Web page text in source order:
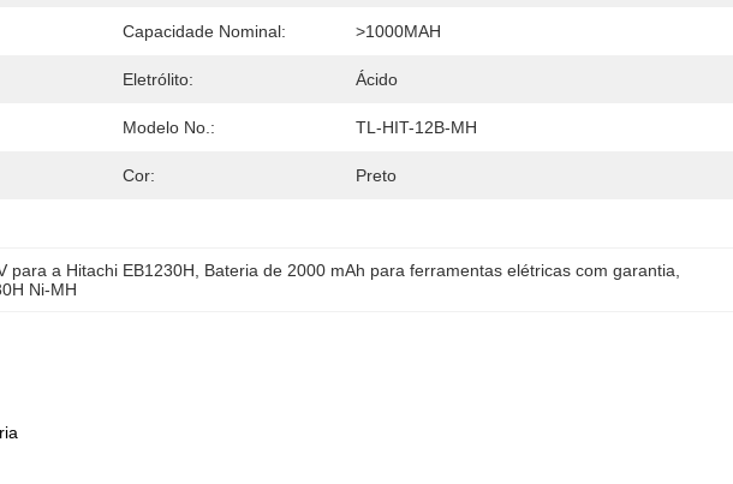
Capacidade Nominal: >1000MAH
Eletrólito: Ácido
Modelo No.: TL-HIT-12B-MH
Cor: Preto
para a Hitachi EB1230H Bateria de 2000 mAh para ferramentas elétricas com garantia
Ni-MH